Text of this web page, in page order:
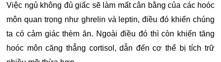
Việc ngủ không đủ giấc sẽ làm mất cân bằng của các hoóc
môn quan trọng như ghrelin và leptin, điều đó khiến chúng
ta có cảm giác thèm ăn. Ngoài điều đó thì còn khiến tăng
hoóc môn căng thẳng cortisol, dẫn đến cơ thể bị tích trữ